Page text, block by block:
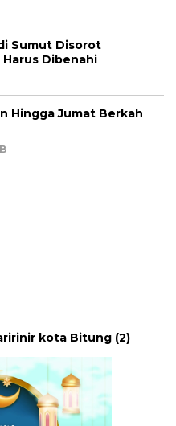
Sumut Disorot
Dibenahi
Hingga Jumat Berkah
kota Bitung (2)